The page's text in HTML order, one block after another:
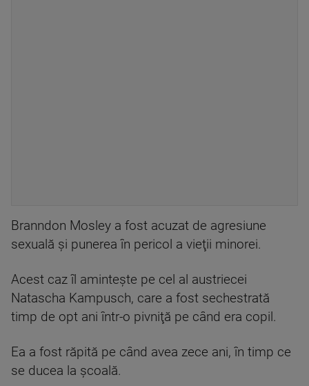
Branndon Mosley a fost acuzat de agresiune
sexuală şi punerea în pericol a vieţii minorei.
Acest caz îl aminteşte pe cel al austriecei
Natascha Kampusch, care a fost sechestrată
timp de opt ani într-o pivniţă pe când era copil.
Ea a fost răpită pe când avea zece ani, în timp ce
se ducea la şcoală.